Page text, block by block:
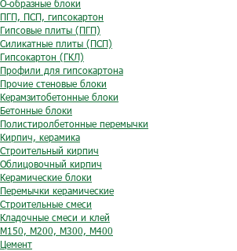
O-образные блоки
ПГП, ПСП, гипсокартон
Гипсовые плиты (ПГП)
Силикатные плиты (ПСП)
Гипсокартон (ГКЛ)
Профили для гипсокартона
Прочие стеновые блоки
Керамзитобетонные блоки
Бетонные блоки
Полистиролбетонные перемычки
Кирпич, керамика
Строительный кирпич
Облицовочный кирпич
Керамические блоки
Перемычки керамические
Строительные смеси
Кладочные смеси и клей
М150, М200, М300, М400
Цемент